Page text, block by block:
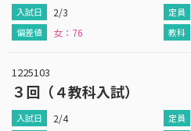
2/3
女：76
1225103
３回（４教科入試）
2/4